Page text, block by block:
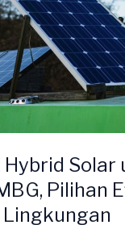
Hybrid Solar
Pilihan
Lingkungan